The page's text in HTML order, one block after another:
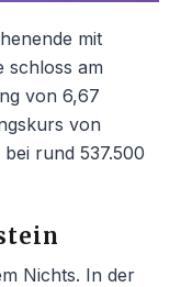
mit
schloss am
von 6,67
von
rund 537.500
Nichts. In der